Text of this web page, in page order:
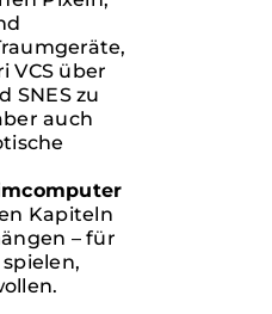
VCS über
SNES zu
auch
Kapiteln
– für